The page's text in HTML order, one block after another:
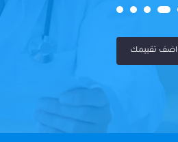
اضف تقييمك